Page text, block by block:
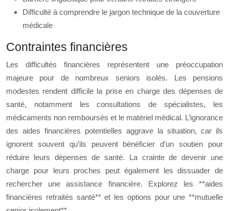
Difficulté à comprendre le jargon technique de la couverture
médicale
Contraintes financières
Les difficultés financières représentent une préoccupation
majeure pour de nombreux seniors isolés. Les pensions
modestes rendent difficile la prise en charge des dépenses de
santé, notamment les consultations de spécialistes, les
médicaments non remboursés et le matériel médical. L’ignorance
des aides financières potentielles aggrave la situation, car ils
ignorent souvent qu’ils peuvent bénéficier d’un soutien pour
réduire leurs dépenses de santé. La crainte de devenir une
charge pour leurs proches peut également les dissuader de
rechercher une assistance financière. Explorez les **aides
financières retraités santé** et les options pour une **mutuelle